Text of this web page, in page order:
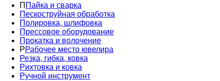
П Пайка и сварка
Пескоструйная обработка
Полировка, шлифовка
Прессовое оборудование
Прокатка и волочение
РРабочее место ювелира
Резка, гибка, ковка
Рихтовка и ковка
Ручной инструмент